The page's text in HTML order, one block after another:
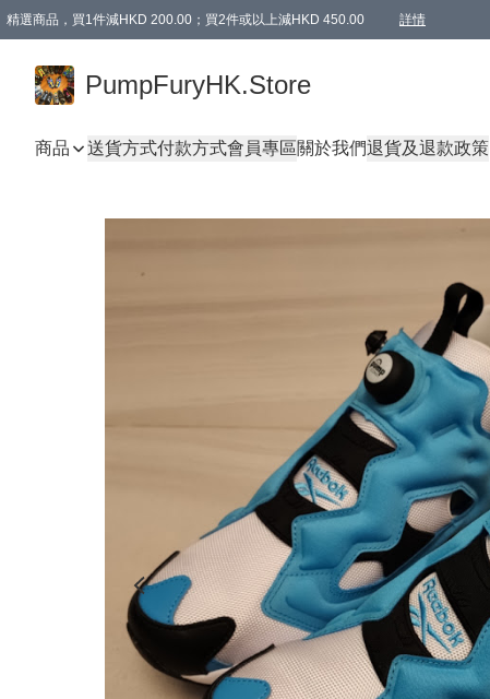
精選商品，買1件減HKD 200.00；買2件或以上減HKD 450.00 詳情
PumpFuryHK.Store
商品 送貨方式付款方式會員專區關於我們退貨及退款政策